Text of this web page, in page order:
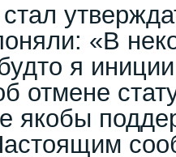
«В
я
отмене
якобы